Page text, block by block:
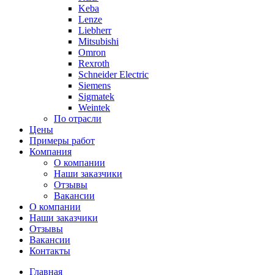
Keba
Lenze
Liebherr
Mitsubishi
Omron
Rexroth
Schneider Electric
Siemens
Sigmatek
Weintek
По отрасли
Цены
Примеры работ
Компания
О компании
Наши заказчики
Отзывы
Вакансии
О компании
Наши заказчики
Отзывы
Вакансии
Контакты
Главная